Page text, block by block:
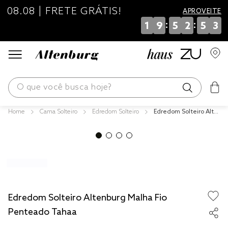
08.08 | FRETE GRÁTIS! APROVEITE
1 9 : 5 2 : 5 3
O que você busca hoje?
Cama Solteiro Edredom Solteiro
Edredom Solteiro Alte
Edredom Solteiro Altenburg Malha Fio
Penteado Tahaa
jogos cama
travesseiro